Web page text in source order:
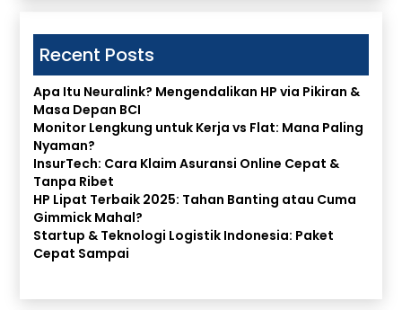
Recent Posts
Apa Itu Neuralink? Mengendalikan HP via Pikiran &
Masa Depan BCI
Monitor Lengkung untuk Kerja vs Flat: Mana Paling
Nyaman?
InsurTech: Cara Klaim Asuransi Online Cepat &
Tanpa Ribet
HP Lipat Terbaik 2025: Tahan Banting atau Cuma
Gimmick Mahal?
Startup & Teknologi Logistik Indonesia: Paket
Cepat Sampai